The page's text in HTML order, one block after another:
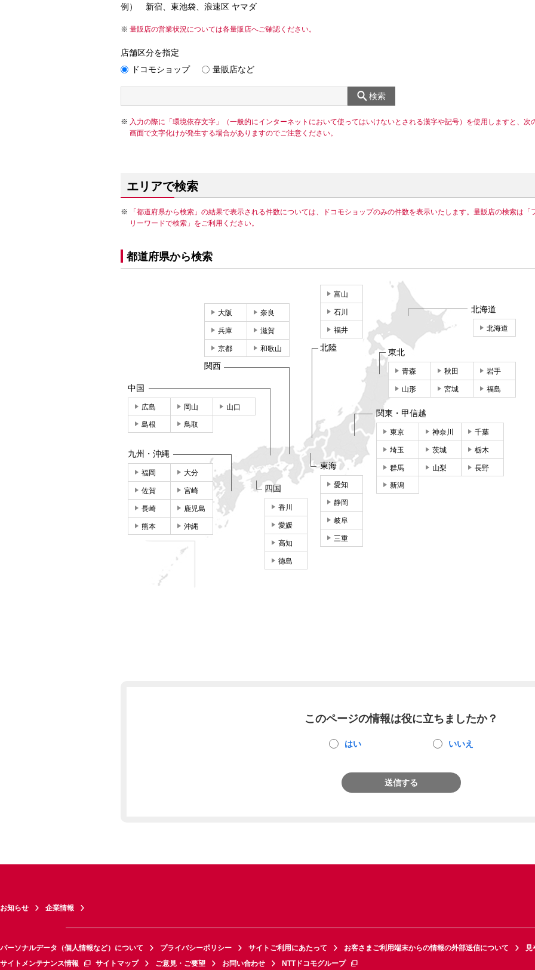
例） 新宿、東池袋、浪速区 ヤマダ
量販店の営業状況については各量販店へご確認ください。
店舗区分を指定
ドコモショップ
量販店など
検索
入力の際に「環境依存文字」（一般的にインターネットにおいて使ってはいけないとされる漢字や記号）を使用しますと、次
画面で文字化けが発生する場合がありますのでご注意ください。
エリアで検索
「都道府県から検索」の結果で表示される件数については、ドコモショップのみの件数を表示いたします。量販店の検索は「
リーワードで検索」をご利用ください。
都道府県から検索
北海道
北海道
東北
青森 秋田 岩手
山形 宮城 福島
関東・甲信越
東京 神奈川 千葉
埼玉 茨城 栃木
群馬 山梨 長野
新潟
東海
愛知
静岡
岐阜
三重
富山
石川
福井
北陸
大阪 奈良
兵庫 滋賀
京都 和歌山
関西
中国
広島 岡山 山口
島根 鳥取
四国
香川
愛媛
高知
徳島
九州・沖縄
福岡 大分
佐賀 宮崎
長崎 鹿児島
熊本 沖縄
このページの情報は役に立ちましたか？
はい いいえ
送信する
お知らせ 企業情報
パーソナルデータ（個人情報など）について プライバシーポリシー サイトご利用にあたって お客さまご利用端末からの情報の外部送信について
見
サイトメンテナンス情報
サイトマップ ご意見・ご要望 お問い合わせ NTTドコモグループ